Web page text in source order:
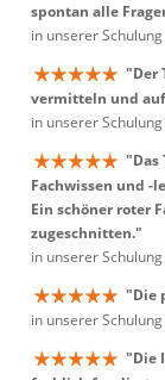
spontan alle
in unserer
"Der
vermitteln und
in unserer
"Das
Fachwissen und -
Ein schöner roter
zugeschnitten."
in unserer
"Die
in unserer
"Die